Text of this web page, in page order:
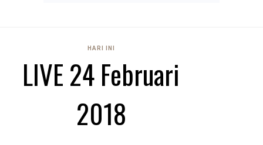
HARI INI
LIVE 24 Februari
2018